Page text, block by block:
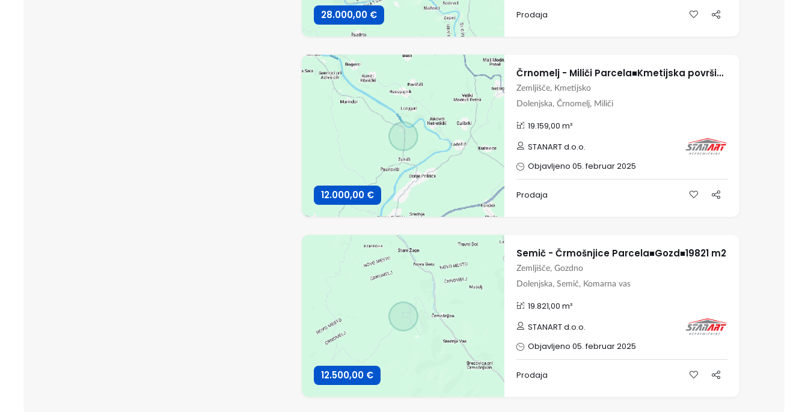
28.000,00 € Prodaja
12.000,00 €
Črnomelj - Miliči Parcela■Kmetijska površina■19159 m2
Zemljišče, Kmetijsko
Dolenjska, Črnomelj, Miliči
19.159,00 m²
STANART d.o.o.
Objavljeno 05. februar 2025
Prodaja
12.500,00 €
Semič - Črmošnjice Parcela■Gozd■19821 m2
Zemljišče, Gozdno
Dolenjska, Semič, Komarna vas
19.821,00 m²
STANART d.o.o.
Objavljeno 05. februar 2025
Prodaja